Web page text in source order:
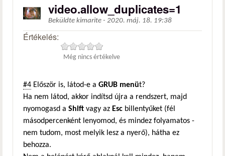
video.allow_duplicates=1
Beküldte kimarite - 2020. máj. 18. 19:38
Értékelés:
Még nincs értékelve
#4 Először is, látod-e a GRUB menüt?
Ha nem látod, akkor indítsd újra a rendszert, majd
nyomogasd a Shift vagy az Esc billentyűket (fél
másodpercenként lenyomod, és mindez folyamatos -
nem tudom, most melyik lesz a nyerő), hátha ez
behozza.